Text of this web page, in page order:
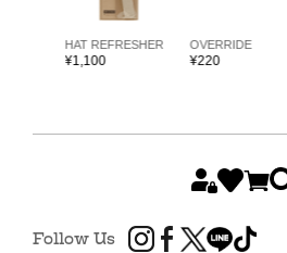
HAT REFRESHER
¥1,100
OVERRIDE
¥220
Follow Us